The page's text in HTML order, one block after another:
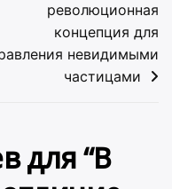
революционная
концепция для
невидимыми
частицами
для “В